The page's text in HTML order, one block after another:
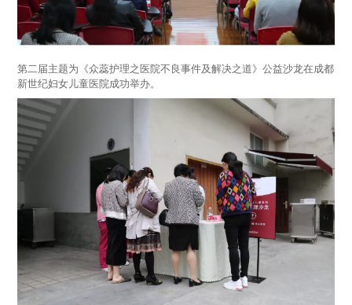
第二届主题为《众蕊护理之医院不良事件及解决之道》公益沙龙在成都
新世纪妇女儿童医院成功举办。